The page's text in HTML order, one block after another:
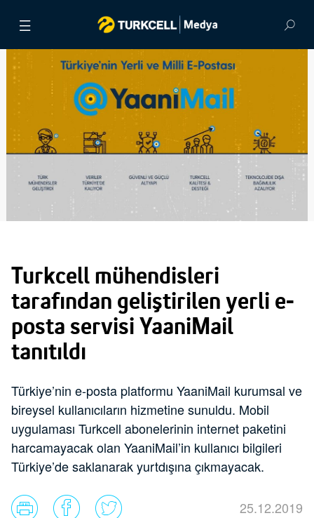
BASIN BÜLTENLERİ
VİDEOLAR
GÖRSEL ARŞİV
İLETİŞİM
Turkcell mühendisleri
tarafından geliştirilen yerli e-
posta servisi YaaniMail
tanıtıldı
Türkiye’nin e-posta platformu YaaniMail kurumsal ve
bireysel kullanıcıların hizmetine sunuldu. Mobil
uygulaması Turkcell abonelerinin internet paketini
harcamayacak olan YaaniMail’in kullanıcı bilgileri
Türkiye’de saklanarak yurtdışına çıkmayacak.
25.12.2019